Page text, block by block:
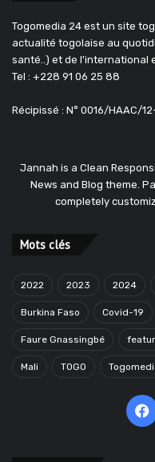
Togomedia 24 est un site
actualité togolaise au
santé..) et de l'international
Tel : +228 91 06 25 88
Récipissé : N° 0016/HAAC/
Jannah is a Clean
News and Blog theme.
completely
Mots clés
2022 2023 2024
Burkina Faso Covid-19
Faure Gnassingbé
Mali TOGO